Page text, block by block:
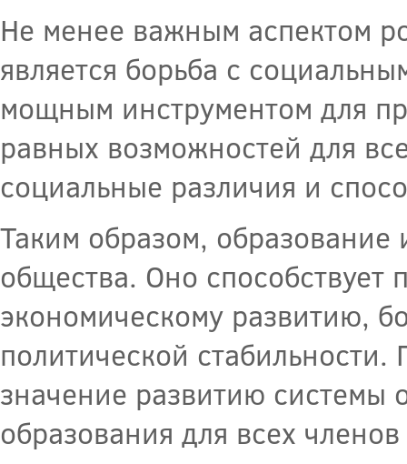
Не менее важным аспектом
является борьба с
мощным инструментом для
равных возможностей для
социальные различия и
Таким образом,
общества. Оно
экономическому развитию,
политической
значение развитию системы
образования для всех